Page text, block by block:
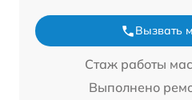
Вызвать
Стаж работы
Выполнено